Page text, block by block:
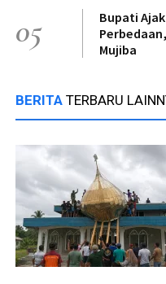
05
Bupati
Mujiba
BERITA TERBARU